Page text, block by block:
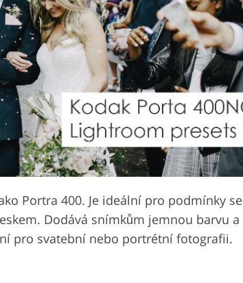
Portra 400. Je ideální pro podmínky se
Dodává snímkům jemnou barvu a
pro svatební nebo portrétní fotografii.